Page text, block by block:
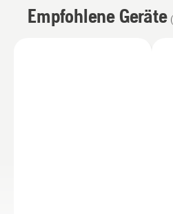
Empfohlene Geräte (